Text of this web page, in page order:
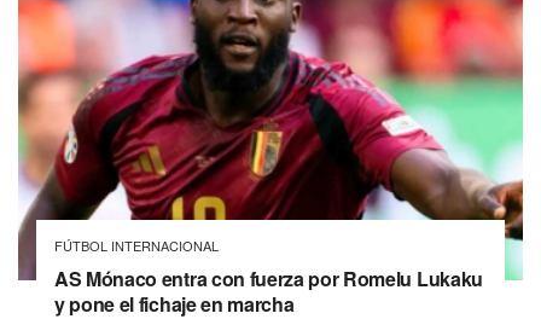
FÚTBOL INTERNACIONAL
AS Mónaco entra con fuerza por Romelu Lukaku
y pone el fichaje en marcha